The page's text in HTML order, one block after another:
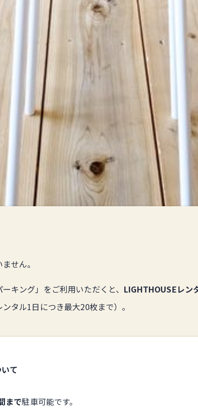
せん。
キング」をご利用いただくと、 LIGHTHOUSEレン
タル1日につき最大20枚まで）。
て
まで駐車可能です。